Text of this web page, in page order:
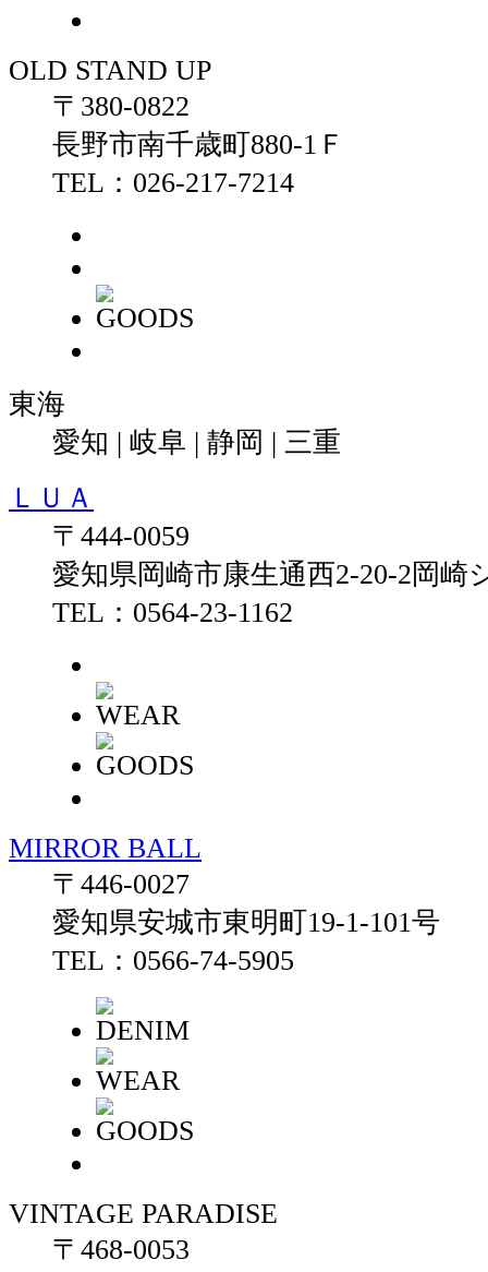
OLD STAND UP
〒380-0822
長野市南千歳町880-1Ｆ
TEL：026-217-7214
東海
愛知 | 岐阜 | 静岡 | 三重
ＬＵＡ
〒444-0059
愛知県岡崎市康生通西2-20-2岡崎
TEL：0564-23-1162
MIRROR BALL
〒446-0027
愛知県安城市東明町19-1-101号
TEL：0566-74-5905
VINTAGE PARADISE
〒468-0053